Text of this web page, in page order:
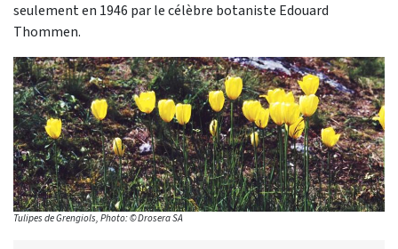
seulement en 1946 par le célèbre botaniste Edouard
Thommen.
Tulipes de Grengiols, Photo: © Drosera SA